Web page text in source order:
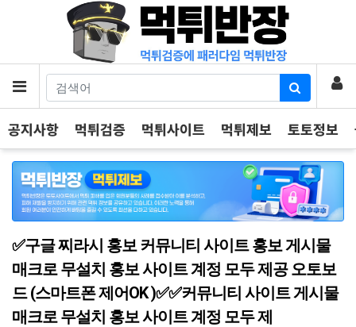
메뉴 로
공지사항 먹튀검증 먹튀사이트 먹튀제보 토토정보
✅구글 찌라시 홍보 커뮤니티 사이트 홍보 게시물
매크로 무설치 홍보 사이트 계정 모두 제공 오토보
드 (스마트폰 제어OK )✅✅커뮤니티 사이트 게시물
매크로 무설치 홍보 사이트 계정 모두 제